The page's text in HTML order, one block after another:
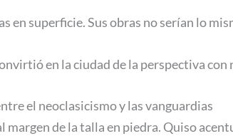
en superficie. Sus obras no serían lo
en la ciudad de la perspectiva
el neoclasicismo y las vanguardias
de la talla en piedra. Quiso